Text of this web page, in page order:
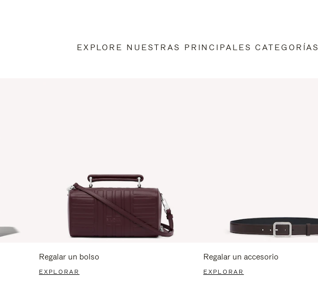
EXPLORE NUESTRAS PRINCIPALES CATEGORÍAS
Regalar un bolso
EXPLORAR
Regalar un accesorio
EXPLORAR